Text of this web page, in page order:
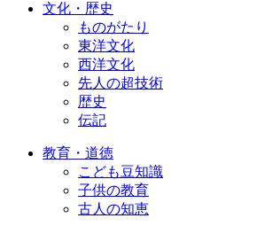
文化・歴史
ものがたり
東洋文化
西洋文化
先人の超技術
歴史
伝記
教育・道徳
こども豆知識
子供の教育
古人の知恵